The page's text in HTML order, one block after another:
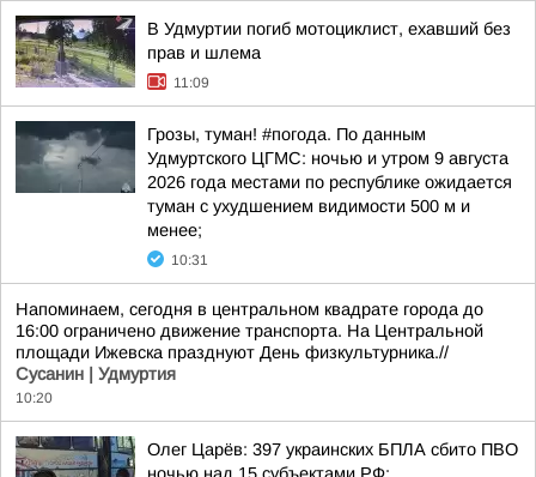
В Удмуртии погиб мотоциклист, ехавший без
прав и шлема
11:09
Грозы, туман! #погода. По данным
Удмуртского ЦГМС: ночью и утром 9 августа
2026 года местами по республике ожидается
туман с ухудшением видимости 500 м и
менее;
10:31
Напоминаем, сегодня в центральном квадрате города до
16:00 ограничено движение транспорта. На Центральной
площади Ижевска празднуют День физкультурника.//
Сусанин | Удмуртия
10:20
Олег Царёв: 397 украинских БПЛА сбито ПВО